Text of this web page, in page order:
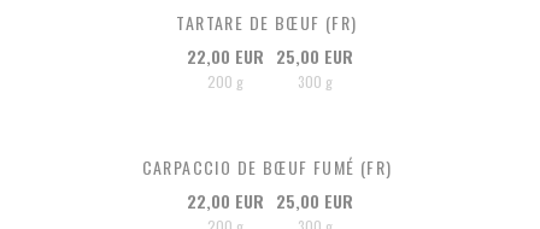
TARTARE DE BŒUF (FR)
22,00 EUR
200 g
25,00 EUR
300 g
CARPACCIO DE BŒUF FUMÉ (FR)
22,00 EUR 25,00 EUR